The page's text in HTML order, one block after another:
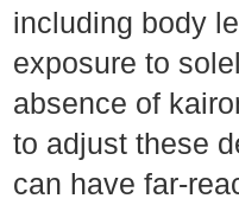
including body
exposure to
absence of
to adjust these
can have far-